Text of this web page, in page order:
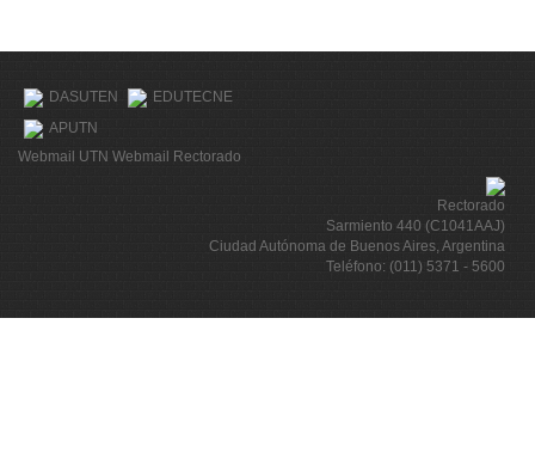
DASUTEN
EDUTECNE
APUTN
Webmail UTN Webmail Rectorado
Rectorado
Sarmiento 440 (C1041AAJ)
Ciudad Autónoma de Buenos Aires, Argentina
Teléfono: (011) 5371 - 5600